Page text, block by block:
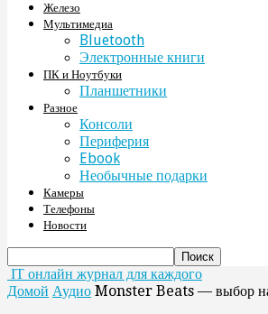
Железо
Мультимедиа
Bluetooth
Электронные книги
ПК и Ноутбуки
Планшетники
Разное
Консоли
Периферия
Ebook
Необычные подарки
Камеры
Телефоны
Новости
IT онлайн журнал для каждого
Домой Аудио Monster Beats — выбор